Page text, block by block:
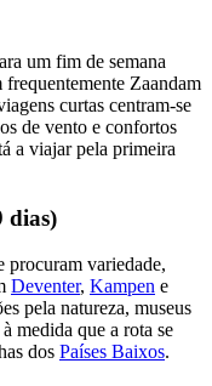
um fim de semana
Zaandam
curtas centram-se
de vento e confortos
a viajar pela primeira
dias)
procuram variedade,
Deventer, Kampen e
pela natureza, museus
medida que a rota se
dos Países Baixos.